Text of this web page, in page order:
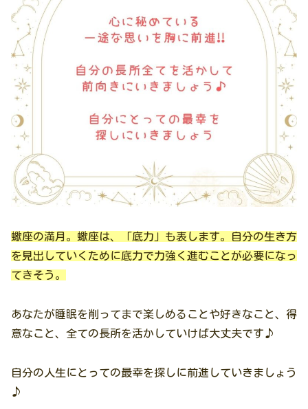
蠍座の満月。蠍座は、「底力」も表します。自分の生き方
を見出していくために底力で力強く進むことが必要になっ
てきそう。
あなたが睡眠を削ってまで楽しめることや好きなこと、得
意なこと、全ての長所を活かしていけば大丈夫です♪
自分の人生にとっての最幸を探しに前進していきましょう
♪